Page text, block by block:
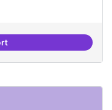
oferta antena